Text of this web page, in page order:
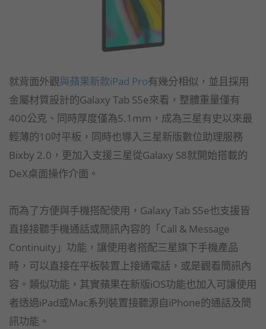
就背面外觀與蘋果新款iPad Pro有幾分相似，並且採用
金屬材質設計的Galaxy Tab S5e來看，整體重量僅有
400公克、同時厚度僅為5.1mm，成為三星有史以來最
輕薄的10吋平板，同時也導入三星新版數位助理服務
Bixby 2.0，更加入支援三星從Galaxy S8就開始搭載的
DeX桌面操作介面。
而為了方便與手機搭配使用，Galaxy Tab S5e也支援皆
直接接聽手機通話或簡訊內容的「Call & Message
Continuity」功能，讓使用者搭配三星旗下手機產品
時，可以直接在平板裝置上接通電話，或是觀看簡訊內
容。類似功能，其實蘋果在新版iOS功能也加入可讓使用
者透過iPad或Mac系列裝置接聽源自iPhone的通話及簡
訊功能。